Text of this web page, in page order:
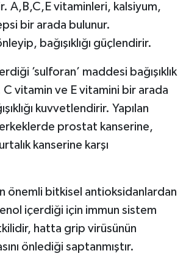
A,B,C,E vitaminleri, kalsiyum,
bir arada bulunur.
bağışıklığı güçlendirir.
’sulforan’ maddesi bağışıklık
C vitamin ve E vitamini bir arada
kuvvetlendirir. Yapılan
prostat kanserine,
kanserine karşı
önemli bitkisel antioksidanlardan
içerdiği için immun sistem
hatta grip virüsünün
önlediği saptanmıştır.